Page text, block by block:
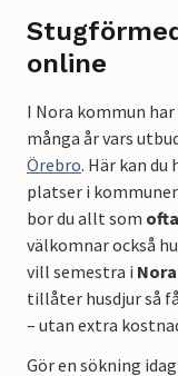
online
I Nora kommun
många år vars
Örebro. Här kan du
platser i
bor du allt som
välkomnar också
vill semestra i
tillåter husdjur så
– utan extra
Gör en sökning